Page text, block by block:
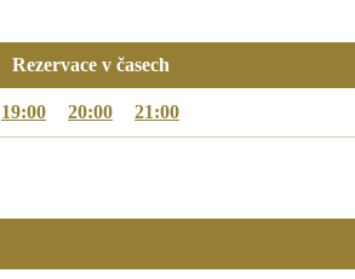
Rezervace v časech
19:00 20:00 21:00